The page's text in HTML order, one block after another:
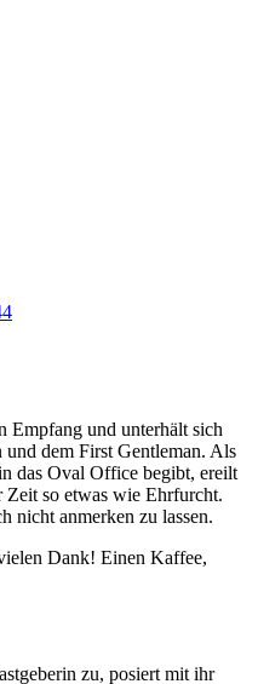
Empfang und unterhält sich
und dem First Gentleman. Als
das Oval Office begibt, ereilt
Zeit so etwas wie Ehrfurcht.
nicht anmerken zu lassen.
Dank! Einen Kaffee,
zu, posiert mit ihr